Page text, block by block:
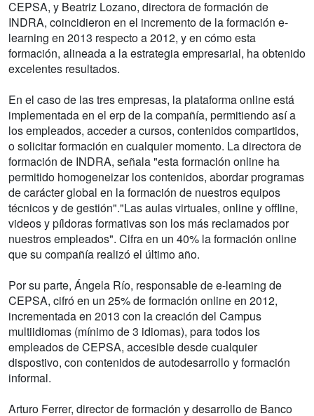
CEPSA, y Beatriz Lozano, directora de formación de
INDRA, coincidieron en el incremento de la formación e-
learning en 2013 respecto a 2012, y en cómo esta
formación, alineada a la estrategia empresarial, ha obtenido
excelentes resultados.
En el caso de las tres empresas, la plataforma online está
implementada en el erp de la compañía, permitiendo así a
los empleados, acceder a cursos, contenidos compartidos,
o solicitar formación en cualquier momento. La directora de
formación de INDRA, señala "esta formación online ha
permitido homogeneizar los contenidos, abordar programas
de carácter global en la formación de nuestros equipos
técnicos y de gestión"."Las aulas virtuales, online y offline,
videos y píldoras formativas son los más reclamados por
nuestros empleados". Cifra en un 40% la formación online
que su compañía realizó el último año.
Por su parte, Ángela Río, responsable de e-learning de
CEPSA, cifró en un 25% de formación online en 2012,
incrementada en 2013 con la creación del Campus
multiidiomas (mínimo de 3 idiomas), para todos los
empleados de CEPSA, accesible desde cualquier
dispostivo, con contenidos de autodesarrollo y formación
informal.
Arturo Ferrer, director de formación y desarrollo de Banco